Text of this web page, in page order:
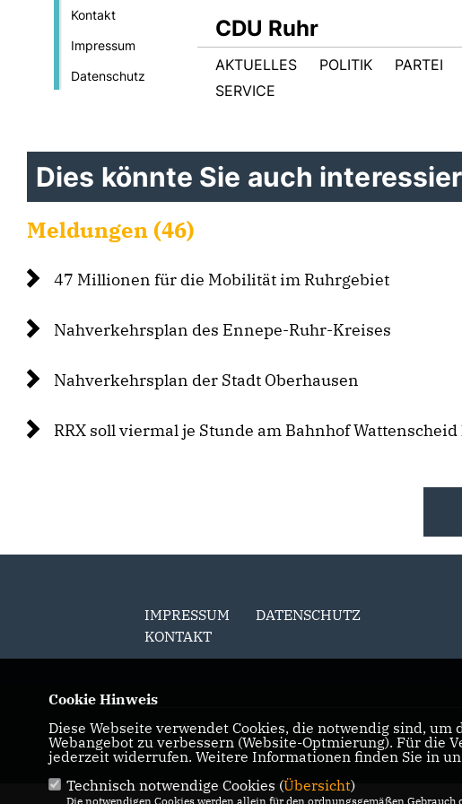
Kontakt
Impressum
Datenschutz
CDU Ruhr
AKTUELLES POLITIK PARTEI
SERVICE
Dies könnte Sie auch
Meldungen (46)
47 Millionen für die Mobilität im Ruhrgebiet
Nahverkehrsplan des Ennepe-Ruhr-Kreises
Nahverkehrsplan der Stadt Oberhausen
RRX soll viermal je Stunde am Bahnhof
IMPRESSUM
DATENSCHUTZ
KONTAKT
@2026 CDU Ruhr
Alle Rechte vorbehalten.
Cookie Hinweis
Diese Webseite verwendet Cookies, die notwendig sind,
Webangebot zu verbessern (Website-Optmierung). Für
jederzeit widerrufen. Weitere Informationen finden Sie in
Technisch notwendige Cookies (Übersicht)
Die notwendigen Cookies werden allein für den ordnungsgemäßen Gebrauch